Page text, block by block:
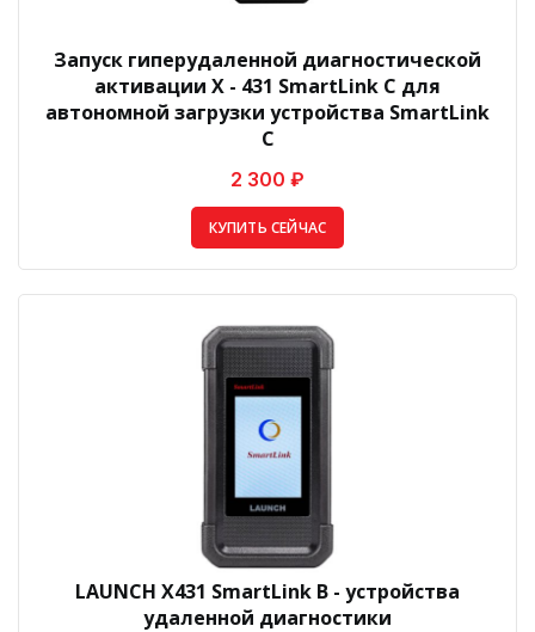
Запуск гиперудаленной диагностической
активации X - 431 SmartLink C для
автономной загрузки устройства SmartLink
C
2 300 ₽
КУПИТЬ СЕЙЧАС
LAUNCH X431 SmartLink B - устройства
удаленной диагностики